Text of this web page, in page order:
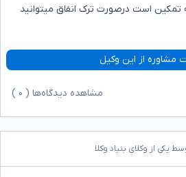
تمکین است درصورت ترک انفاق میتوانید
مشاوره از این وکیل
مشاهده دیدگاه‌ها ( ۰
یکی از وکلای بنیاد وکلا